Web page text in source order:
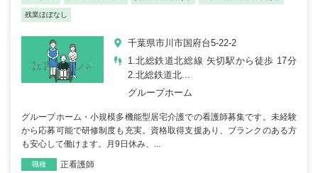
残業ほぼなし
千葉県市川市国府台5-22-2
1.北総鉄道北総線 矢切駅から徒歩 17分
2.北総鉄道北...
グループホーム
グループホーム・小規模多機能型居宅介護での看護師募集です。未経験
から応募可能で研修制度も充実。資格取得支援あり、ブランクのある方
も安心して働けます。月9日休み、...
職種 正看護師